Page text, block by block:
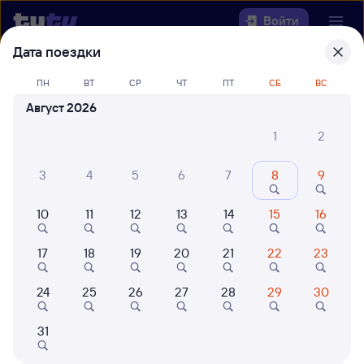
Войти
Выберите день, чтобы найтиж/д
билеты Гвардейск — Шахтная
Куда
Когда
Кто едет
Найти поезда
Дата поездки
ПН ВТ СР ЧТ ПТ СБ ВС
Август 2026
1
2
3 4 5 6 7 8 9
10 11 12 13 14 15 16
17 18 19 20 21 22 23
24 25 26 27 28 29 30
31